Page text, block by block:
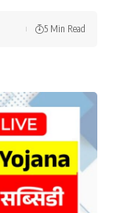
5 Min Read